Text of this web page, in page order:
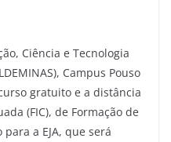
Ciência e Tecnologia
Campus Pouso
gratuito e a distância
(FIC), de Formação de
a EJA, que será